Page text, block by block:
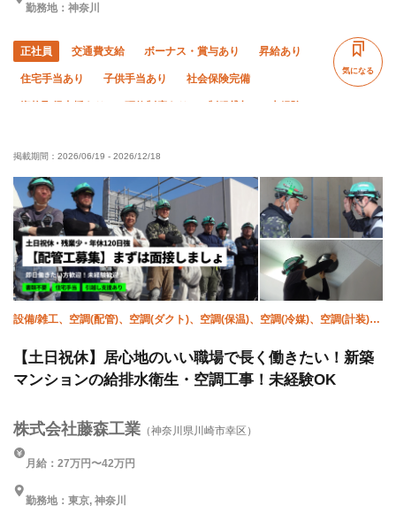
勤務地：神奈川
正社員 交通費支給 ボーナス・賞与あり 昇給あり
住宅手当あり 子供手当あり 社会保険完備
資格取得支援あり 研修制度あり 制服貸与 未経験OK
転勤なし 夏季休暇 年末年始休暇
気になる
掲載期間： 2026/06/19 - 2026/12/18
設備/雑工、空調(配管)、空調(ダクト)、空調(保温)、空調(冷媒)、空調(計装)、
【土日祝休】居心地のいい職場で長く働きたい！新築
マンションの給排水衛生・空調工事！未経験OK
株式会社藤森工業 （神奈川県川崎市幸区）
月給：27万円〜42万円
勤務地：東京, 神奈川